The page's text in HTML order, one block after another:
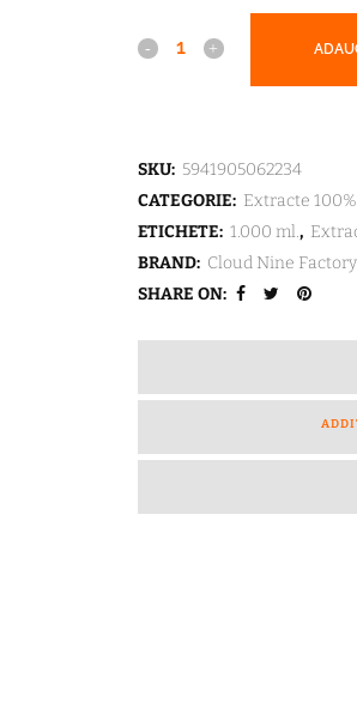
Extract
Mentă
(1.000
ml.)
SKU: 5941905062234
CATEGORIE: Extracte
ETICHETE: 1.000 ml.,
BRAND: Cloud Nine
SHARE ON: